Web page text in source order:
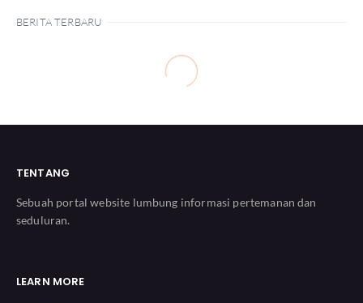
BERITA TERBARU
TENTANG
Sebuah portal website lumbung informasi pertemanan dan
seduluran.
LEARN MORE